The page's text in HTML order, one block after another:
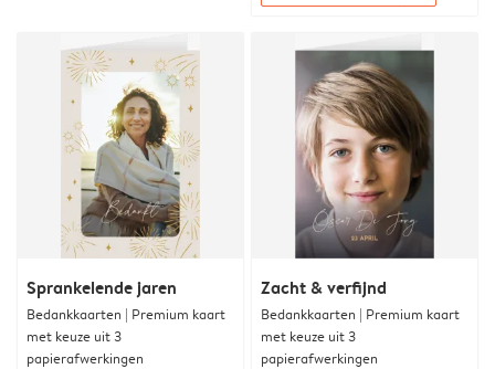
Sprankelende jaren
Bedankkaarten | Premium kaart
met keuze uit 3
papierafwerkingen
Zacht & verfijnd
Bedankkaarten | Premium kaart
met keuze uit 3
papierafwerkingen